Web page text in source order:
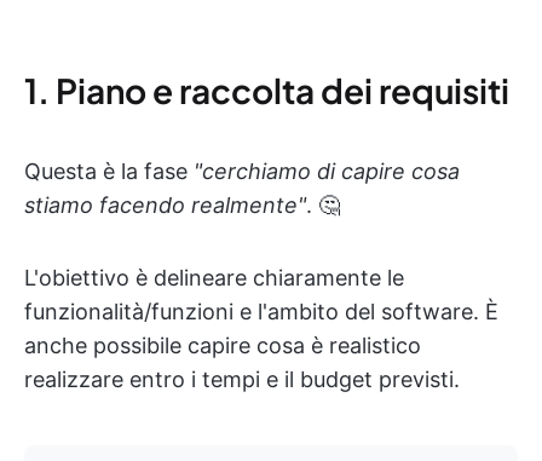
1. Piano e raccolta dei requisiti
Questa è la fase "cerchiamo di capire cosa
stiamo facendo realmente". 🤔
L'obiettivo è delineare chiaramente le
funzionalità/funzioni e l'ambito del software. È
anche possibile capire cosa è realistico
realizzare entro i tempi e il budget previsti.